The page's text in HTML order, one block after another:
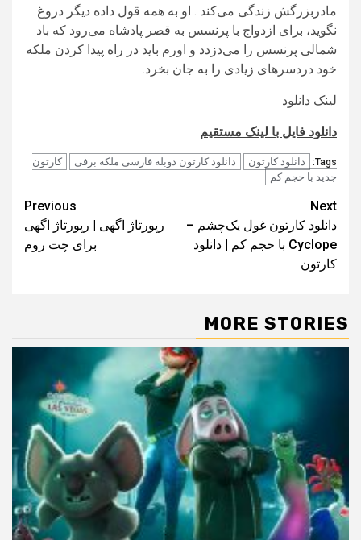
مادربزرگش زندگی می‌کند . او به همه قول داده دیگر دروغ
نگوید، برای ازدواج با پرنسس به قصر پادشاه می‌رود که باد
شمالی پرنسس را می‌دزدد و اورم باید در راه پیدا کردن ملکه
خود دردسرهای زیادی را به جان بخرد.
لینک دانلود
دانلود فایل با لینک مستقیم
Tags: دانلود کارتون دانلود کارتون دوبله فارسی ملکه برفی
کارتون
جدید با حجم کم
Post
navigation
Previous
رپورتاژ اگهی | رپورتاژ اگهی
برای چت روم
Next
دانلود کارتون غول یک‌چشم –
Cyclope با حجم کم | دانلود
کارتون
MORE STORIES